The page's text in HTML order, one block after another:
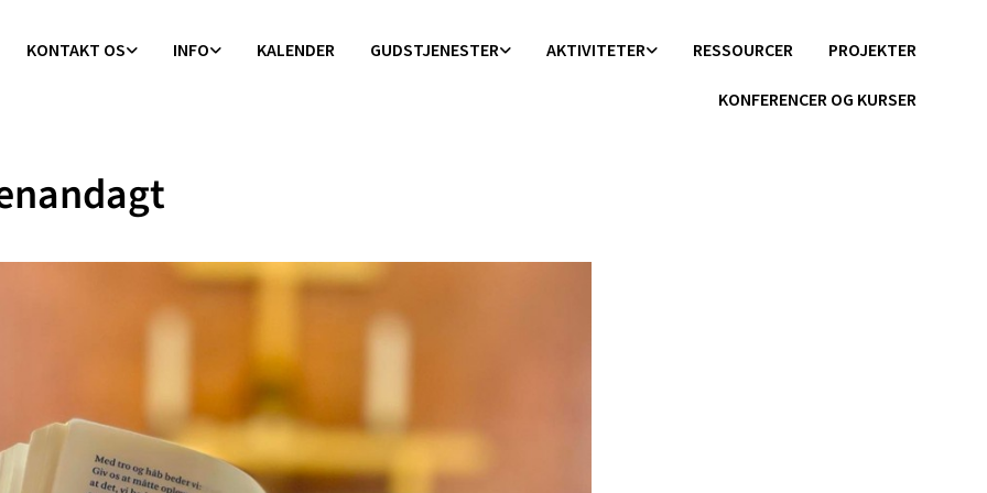
KONTAKT OS INFO KALENDER GUDSTJENESTER AKTIVITETER RESSOURCER PROJEKTER
KONFERENCER OG KURSER